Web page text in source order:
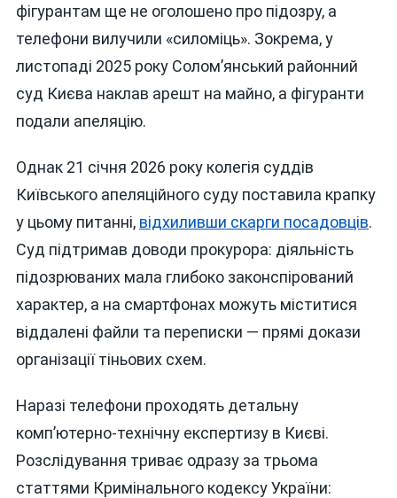
фігурантам ще не оголошено про підозру, а
телефони вилучили «силоміць». Зокрема, у
листопаді 2025 року Солом’янський районний
суд Києва наклав арешт на майно, а фігуранти
подали апеляцію.
Однак 21 січня 2026 року колегія суддів
Київського апеляційного суду поставила крапку
у цьому питанні, відхиливши скарги посадовців.
Суд підтримав доводи прокурора: діяльність
підозрюваних мала глибоко законспірований
характер, а на смартфонах можуть міститися
віддалені файли та переписки — прямі докази
організації тіньових схем.
Наразі телефони проходять детальну
комп’ютерно-технічну експертизу в Києві.
Розслідування триває одразу за трьома
статтями Кримінального кодексу України: